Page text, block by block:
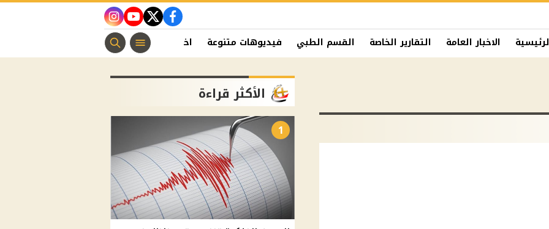
facebook
twitter
youtube
instagram
الاخبار العامة التقارير الخاصة القسم الطبي فيديوهات متنوعة اخبار الفن منوعات مسيحية
الأكثر قراءة
1